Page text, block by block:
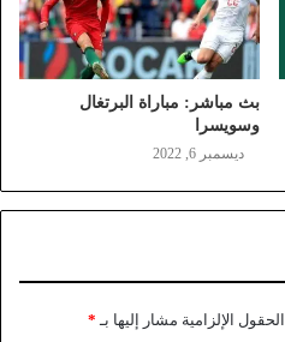
بث مباشر: مباراة البرتغال
وسويسرا
ديسمبر 6, 2022
الحقول الإلزامية مشار إليها بـ *